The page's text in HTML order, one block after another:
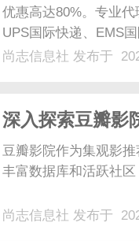
优惠高达80%。专业
UPS国际快递、EMS
业务。国际快递大货(
尚志信息社 发布于
深入探索豆瓣影
豆瓣影院作为集观影
丰富数据库和活跃社
尚志信息社 发布于